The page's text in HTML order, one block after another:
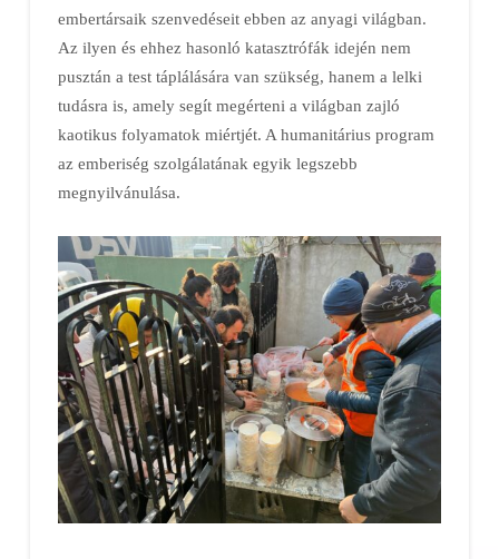
embertársaik szenvedéseit ebben az anyagi világban.
Az ilyen és ehhez hasonló katasztrófák idején nem
pusztán a test táplálására van szükség, hanem a lelki
tudásra is, amely segít megérteni a világban zajló
kaotikus folyamatok miértjét. A humanitárius program
az emberiség szolgálatának egyik legszebb
megnyilvánulása.